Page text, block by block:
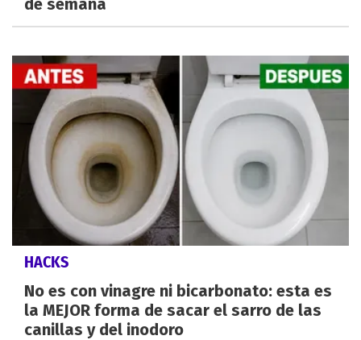
de semana
HACKS
No es con vinagre ni bicarbonato: esta es
la MEJOR forma de sacar el sarro de las
canillas y del inodoro